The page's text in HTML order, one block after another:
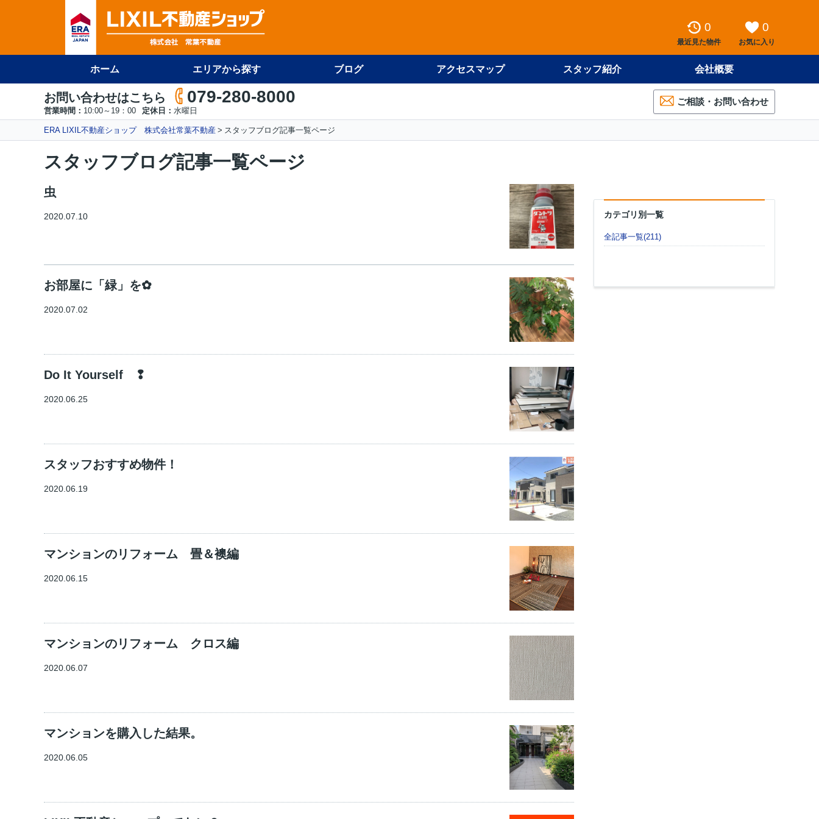
0
最近見た物件
0
お気に入り
ホーム エリアから探す ブログ アクセスマップ スタッフ紹介 会社概要
お問い合わせはこちら 079-280-8000
営業時間： 10:00～19：00 定休日： 水曜日
ご相談・お問い合わせ
ERA LIXIL不動産ショップ 株式会社常葉不動産 スタッフブログ記事一覧ページ
スタッフブログ記事一覧ページ
虫
2020.07.10
お部屋に「緑」を✿
2020.07.02
Do It Yourself ❢
2020.06.25
スタッフおすすめ物件！
2020.06.19
マンションのリフォーム 畳＆襖編
2020.06.15
マンションのリフォーム クロス編
2020.06.07
マンションを購入した結果。
2020.06.05
カテゴリ別一覧
全記事一覧(211)